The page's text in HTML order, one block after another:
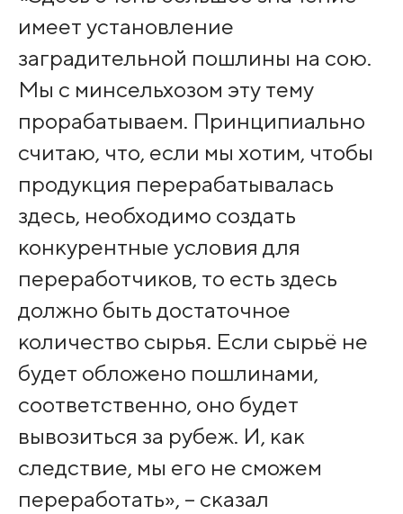
имеет установление
заградительной пошлины на сою.
Мы с минсельхозом эту тему
прорабатываем. Принципиально
считаю, что, если мы хотим, чтобы
продукция перерабатывалась
здесь, необходимо создать
конкурентные условия для
переработчиков, то есть здесь
должно быть достаточное
количество сырья. Если сырьё не
будет обложено пошлинами,
соответственно, оно будет
вывозиться за рубеж. И, как
следствие, мы его не сможем
переработать», – сказал